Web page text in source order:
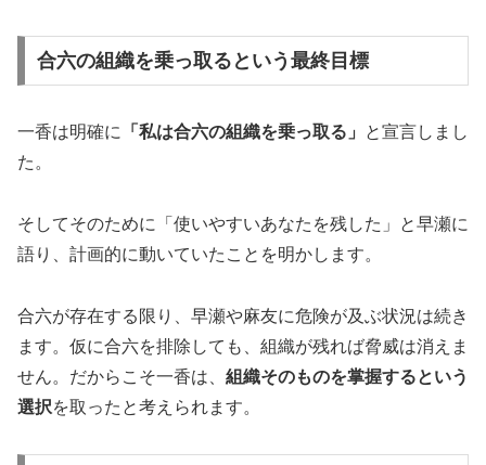
合六の組織を乗っ取るという最終目標
一香は明確に 「私は合六の組織を乗っ取る」
と宣言しまし
た。
そしてそのために「使いやすいあなたを残した」と早瀬に
語り、計画的に動いていたことを明かします。
合六が存在する限り、早瀬や麻友に危険が及ぶ状況は続き
ます。仮に合六を排除しても、組織が残れば脅威は消えま
せん。だからこそ一香は、 組織そのものを掌握するという
選択を取ったと考えられます。